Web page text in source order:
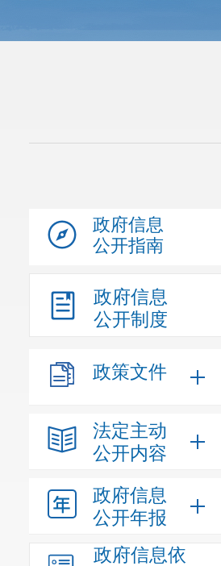
政府信息
公开指南
政府信息
公开制度
政策文件
法定主动
公开内容
政府信息
公开年报
政府信息依